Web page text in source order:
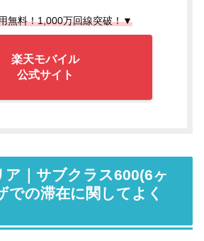
無料！1,000万回線突破！▼
楽天モバイル
公式サイト
ア｜サブクラス600(6ヶ
での滞在に関してよく